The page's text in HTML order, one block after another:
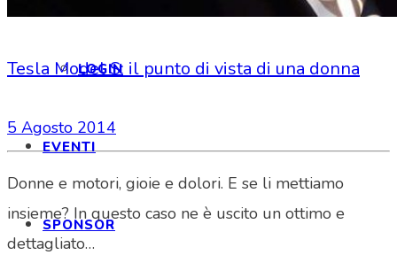
LOGIN
EVENTI
SPONSOR
Tesla Model S: il punto di vista di una donna
5 Agosto 2014
Donne e motori, gioie e dolori. E se li mettiamo
insieme? In questo caso ne è uscito un ottimo e
dettagliato…